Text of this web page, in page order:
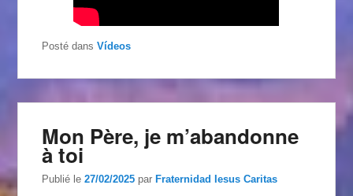
Posté dans Vídeos
Mon Père, je m’abandonne
à toi
Publié le27/02/2025 par Fraternidad Iesus Caritas